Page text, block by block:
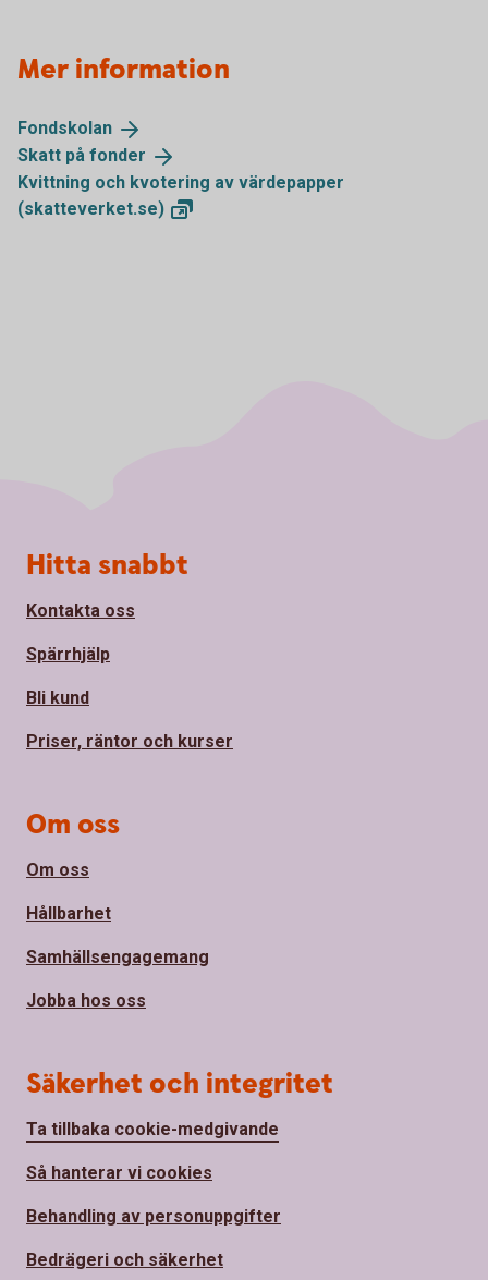
Mer information
Fondskolan
Skatt på fonder
Kvittning och kvotering av värdepapper
(skatteverket.se)
Sidfot
Hitta snabbt
Kontakta oss
Spärrhjälp
Bli kund
Priser, räntor och kurser
Om oss
Om oss
Hållbarhet
Samhällsengagemang
Jobba hos oss
Säkerhet och integritet
Ta tillbaka cookie-medgivande
Så hanterar vi cookies
Behandling av personuppgifter
Bedrägeri och säkerhet